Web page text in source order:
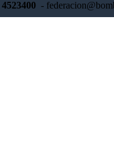
4523400-